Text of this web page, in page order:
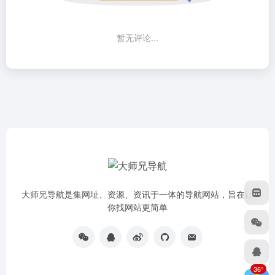
暂无评论...
大师兄导航是集网址、资源、资讯于一体的导航网站，旨在让
你找网站更简单
36°